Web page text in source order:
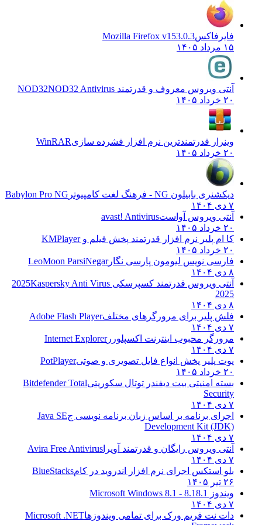
فایرفاکس Mozilla Firefox v153.0.3
آنتی ویروس معروف و قدرتمند NOD32NOD32 Antivirus
وینرار قدرتمندترین نرم افزار فشرده سازی WinRAR
دیکشنری بابیلون NG - فرهنگ لغت کامپیوتر
Babylon Pro NG
آنتی ویروس آواست avast! Antivirus
کا ام پلیر نرم افزار قدرتمند پخش فیلم وKMPlayer
فارسی نویس لیومون پارسی نگارLeoMoon ParsiNegar
آنتی ویروس قدرتمند کسپرسکی 2025 Kaspersky Anti Virus
فلش پلیر برای مرورگرهای مختلفAdobe Flash Player
مرورگر محبوب اینترنت اکسپلوررInternet Explorer
پوت پلیر پخش انواع فایل تصویری و صوتی PotPlayer
بسته امنیتی بیت دیفندر توتال سکوریتیBitdefender Total
Security
اجرای برنامه بر اساس زبان برنامه نویسی جJava SE
Development Kit (JDK)
آنتی ویروس رایگان و قدرتمند آویراAvira Free Antivirus
بلو استکس اجرای نرم افزار اندروید در کامBlueStacks
ویندوز 8.18.1 - Microsoft Windows 8.1
دات نت فریم ورک برای تمامی ویندوزهاMicrosoft .NET